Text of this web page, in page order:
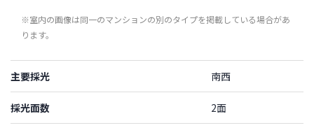
※室内の画像は同一のマンションの別のタイプを掲載している場合があ
ります。
主要採光 南西
採光面数 2面